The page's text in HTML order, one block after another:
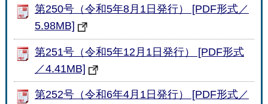
第250号（令和5年8月1日発行） [PDF形式／
5.98MB]
第251号（令和5年12月1日発行） [PDF形式
／4.41MB]
第252号（令和6年4月1日発行） [PDF形式／